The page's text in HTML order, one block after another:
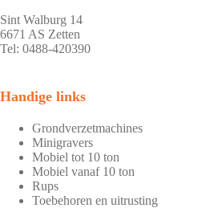
Sint Walburg 14
6671 AS Zetten
Tel: 0488-420390
Handige links
Grondverzetmachines
Minigravers
Mobiel tot 10 ton
Mobiel vanaf 10 ton
Rups
Toebehoren en uitrusting